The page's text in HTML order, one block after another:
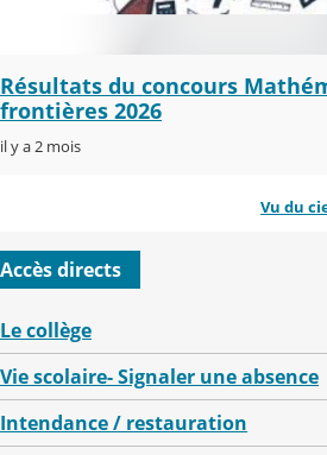
Résultats du concours
frontières 2026
il y a 2 mois
Vu du
Accès directs
Le collège
Vie scolaire- Signaler une absence
Intendance / restauration